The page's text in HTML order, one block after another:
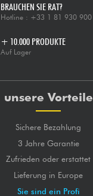
BRAUCHEN SIE RAT?
Hotline : +33 1 81 930 900
+ 10.000 PRODUKTE
Auf Lager
unsere Vorteile
Sichere Bezahlung
3 Jahre Garantie
Zufrieden oder erstattet
Lieferung in Europe
Sie sind ein Profi